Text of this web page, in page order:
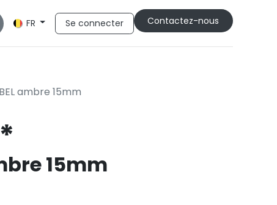
FR Se connecter Cont​​actez-nous
ambre 15mm
15mm